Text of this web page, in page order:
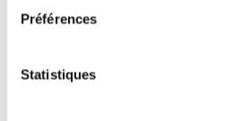
Préférences
Statistiques